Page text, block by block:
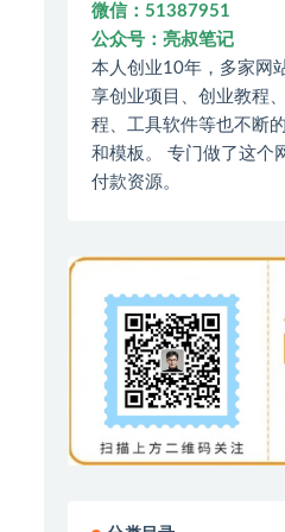
微信：51387951
公众号：亮叔笔记
本人创业10年，多家网
享创业项目、创业教程
程、工具软件等也不断
和模板。 专门做了这个
付款资源。